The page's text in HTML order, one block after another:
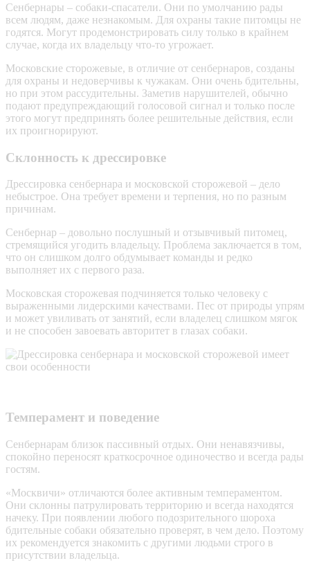
Сенбернары – собаки-спасатели. Они по умолчанию рады
всем людям, даже незнакомым. Для охраны такие питомцы не
годятся. Могут продемонстрировать силу только в крайнем
случае, когда их владельцу что-то угрожает.
Московские сторожевые, в отличие от сенбернаров, созданы
для охраны и недоверчивы к чужакам. Они очень бдительны,
но при этом рассудительны. Заметив нарушителей, обычно
подают предупреждающий голосовой сигнал и только после
этого могут предпринять более решительные действия, если
их проигнорируют.
Склонность к дрессировке
Дрессировка сенбернара и московской сторожевой – дело
небыстрое. Она требует времени и терпения, но по разным
причинам.
Сенбернар – довольно послушный и отзывчивый питомец,
стремящийся угодить владельцу. Проблема заключается в том,
что он слишком долго обдумывает команды и редко
выполняет их с первого раза.
Московская сторожевая подчиняется только человеку с
выраженными лидерскими качествами. Пес от природы упрям
и может увиливать от занятий, если владелец слишком мягок
и не способен завоевать авторитет в глазах собаки.
Темперамент и поведение
Сенбернарам близок пассивный отдых. Они ненавязчивы,
спокойно переносят краткосрочное одиночество и всегда рады
гостям.
«Москвичи» отличаются более активным темпераментом.
Они склонны патрулировать территорию и всегда находятся
начеку. При появлении любого подозрительного шороха
бдительные собаки обязательно проверят, в чем дело. Поэтому
их рекомендуется знакомить с другими людьми строго в
присутствии владельца.